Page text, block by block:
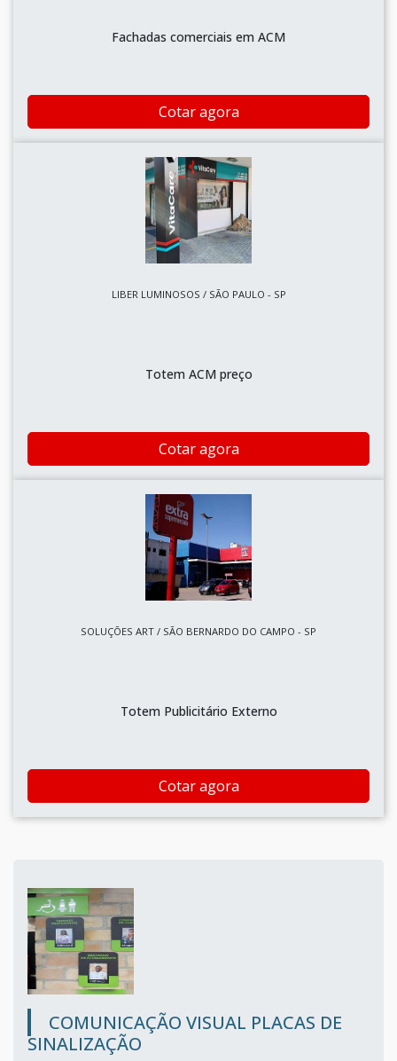
Fachadas comerciais em ACM
Cotar agora
LIBER LUMINOSOS / SÃO PAULO - SP
Totem ACM preço
Cotar agora
SOLUÇÕES ART / SÃO BERNARDO DO CAMPO - SP
Totem Publicitário Externo
Cotar agora
COMUNICAÇÃO VISUAL PLACAS DE
SINALIZAÇÃO